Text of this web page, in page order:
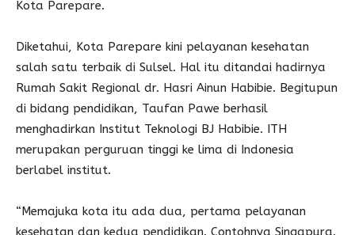
Kota Parepare.
Diketahui, Kota Parepare kini pelayanan kesehatan
salah satu terbaik di Sulsel. Hal itu ditandai hadirnya
Rumah Sakit Regional dr. Hasri Ainun Habibie. Begitupun
di bidang pendidikan, Taufan Pawe berhasil
menghadirkan Institut Teknologi BJ Habibie. ITH
merupakan perguruan tinggi ke lima di Indonesia
berlabel institut.
“Memajuka kota itu ada dua, pertama pelayanan
kesehatan dan kedua pendidikan. Contohnya Singapura.